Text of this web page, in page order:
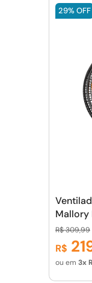
29% OFF
Mallory
de 15
Mínimo
R$309,99
R$
ou em3